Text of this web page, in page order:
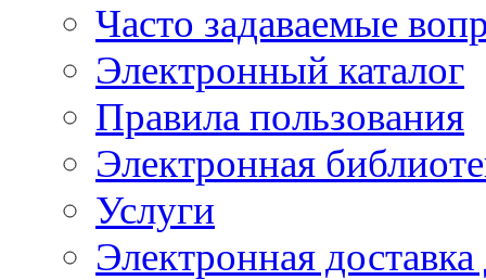
Часто задаваемые
Электронный каталог
Правила пользования
Электронная
Услуги
Электронная